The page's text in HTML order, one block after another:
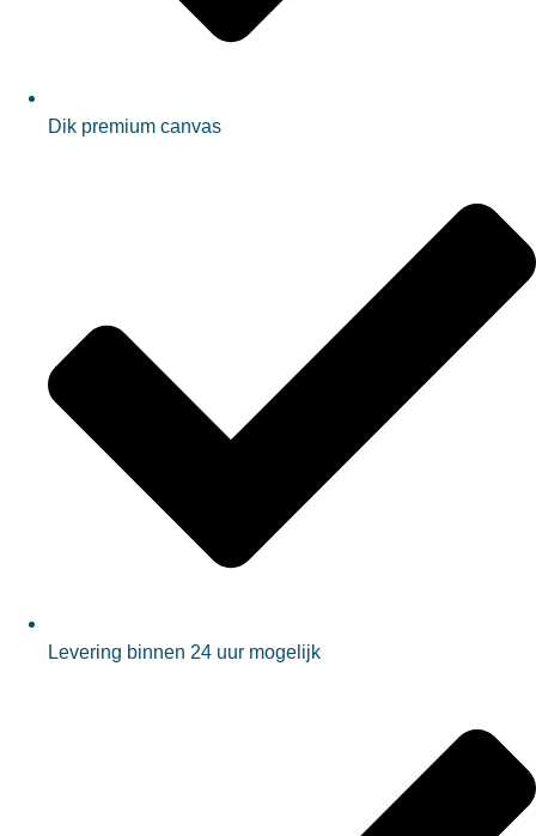
Dik premium canvas
Levering binnen 24 uur mogelijk